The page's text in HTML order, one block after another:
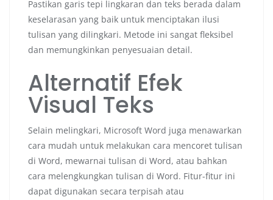
Pastikan garis tepi lingkaran dan teks berada dalam
keselarasan yang baik untuk menciptakan ilusi
tulisan yang dilingkari. Metode ini sangat fleksibel
dan memungkinkan penyesuaian detail.
Alternatif Efek
Visual Teks
Selain melingkari, Microsoft Word juga menawarkan
cara mudah untuk melakukan cara mencoret tulisan
di Word, mewarnai tulisan di Word, atau bahkan
cara melengkungkan tulisan di Word. Fitur-fitur ini
dapat digunakan secara terpisah atau